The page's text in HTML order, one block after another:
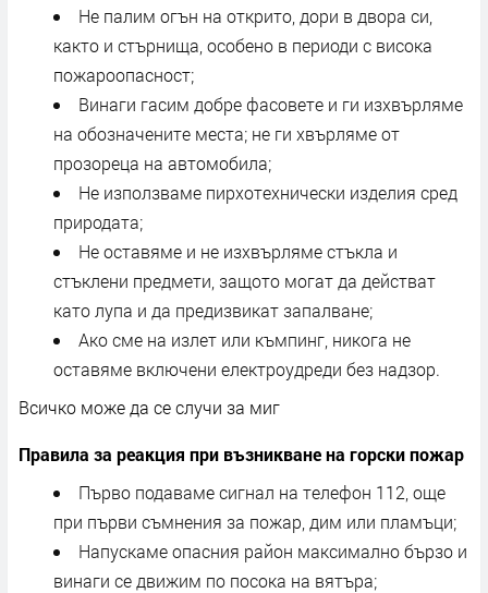
Не палим огън на открито, дори в двора си,
както и стърнища, особено в периоди с висока
пожароопасност;
Винаги гасим добре фасовете и ги изхвърляме
на обозначените места; не ги хвърляме от
прозореца на автомобила;
Не използваме пирхотехнически изделия сред
природата;
Не оставяме и не изхвърляме стъкла и
стъклени предмети, защото могат да действат
като лупа и да предизвикат запалване;
Ако сме на излет или къмпинг, никога не
оставяме включени електроудреди без надзор.
Всичко може да се случи за миг
Правила за реакция при възникване на горски пожар
Първо подаваме сигнал на телефон 112, още
при първи съмнения за пожар, дим или пламъци;
Напускаме опасния район максимално бързо и
винаги се движим по посока на вятъра;